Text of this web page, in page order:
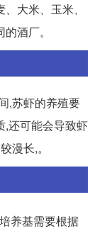
大米、玉米、
酒厂。
,苏虾的养殖要
,还可能会导致虾
漫长,。
养基需要根据